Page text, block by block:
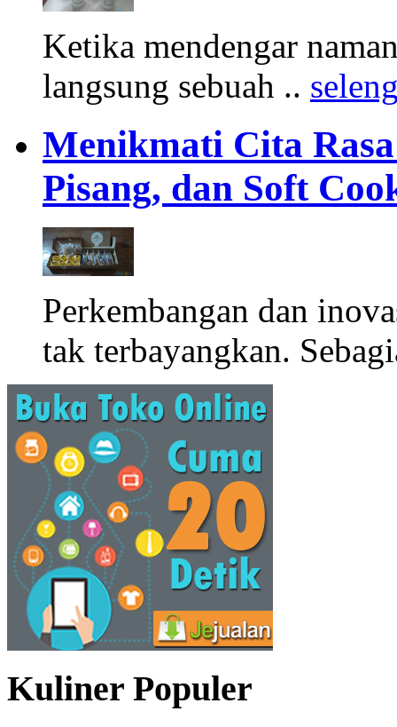
Ketika mendengar
langsung sebuah ..
Menikmati Cita
Pisang, dan Soft
Perkembangan dan
tak terbayangkan.
Kuliner Populer